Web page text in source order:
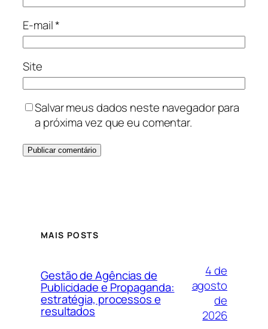
E-mail*
Site
Salvar meus dados neste navegador para
a próxima vez que eu comentar.
MAIS POSTS
Gestão de Agências de
Publicidade e Propaganda:
estratégia, processos e
resultados
4 de
agosto
de
2026